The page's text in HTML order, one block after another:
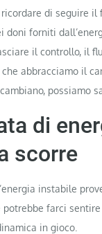
di seguire il
doni forniti
il controllo, il
che abbracciamo il
possiamo
di
scorre
instabile
potrebbe farci sentire
in gioco.